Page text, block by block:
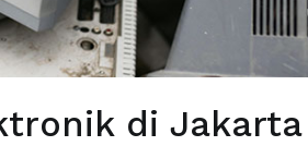
di Jakarta